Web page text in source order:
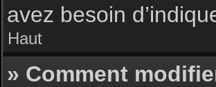
avez besoin
Haut
» Comment